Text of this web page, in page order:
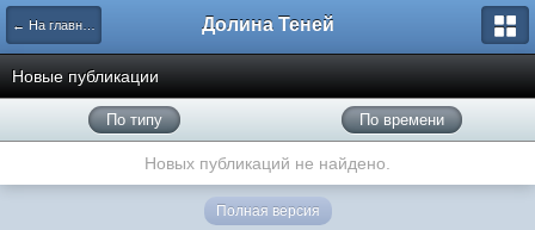
← На главную Долина Теней
Новые публикации
По типу По времени
Новых публикаций не найдено.
Полная версия